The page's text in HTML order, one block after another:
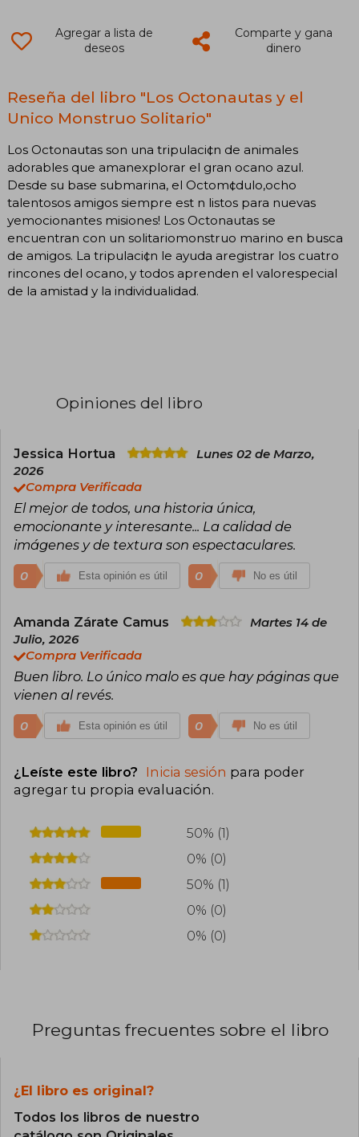
Agregar a lista de
deseos
Comparte y gana
dinero
Reseña del libro "Los Octonautas y el
Unico Monstruo Solitario"
Los Octonautas son una tripulaci¢n de animales
adorables que amanexplorar el gran ocano azul.
Desde su base submarina, el Octom¢dulo,ocho
talentosos amigos siempre est n listos para ­nuevas
yemocionantes misiones! Los Octonautas se
encuentran con un solitariomonstruo marino en busca
de amigos. La tripulaci¢n le ayuda aregistrar los cuatro
rincones del ocano, y todos aprenden el valorespecial
de la amistad y la individualidad.
Opiniones del libro
Jessica Hortua
Lunes 02 de Marzo,
2026
Compra Verificada
El mejor de todos, una historia única,
emocionante y interesante... La calidad de
imágenes y de textura son espectaculares.
0 Esta opinión es útil 0 No es útil
Amanda Zárate Camus
Martes 14 de
Julio, 2026
Compra Verificada
Buen libro. Lo único malo es que hay páginas que
vienen al revés.
0 Esta opinión es útil 0 No es útil
¿Leíste este libro? Inicia sesión para poder
agregar tu propia evaluación.
50% (1)
0% (0)
50% (1)
0% (0)
0% (0)
Preguntas frecuentes sobre el libro
¿El libro es original?
Todos los libros de nuestro